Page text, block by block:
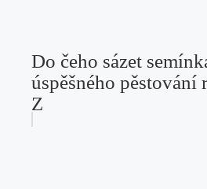
Do čeho sázet
úspěšného pěstování
Z